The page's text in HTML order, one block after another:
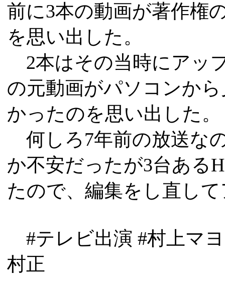
前に3本の動画が著作権
を思い出した。
2本はその当時にアッ
の元動画がパソコンか
かったのを思い出した。
何しろ7年前の放送な
か不安だったが3台ある
たので、編集をし直し
#テレビ出演 #村上マ
村正